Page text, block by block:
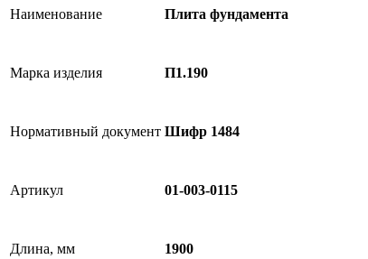
Наименование Плита фундамента
Марка изделия П1.190
Нормативный документ Шифр 1484
Артикул 01-003-0115
Длина, мм 1900